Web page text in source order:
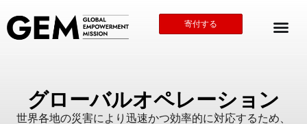
寄付する
グローバルオペレーション
世界各地の災害により迅速かつ効率的に対応するため、